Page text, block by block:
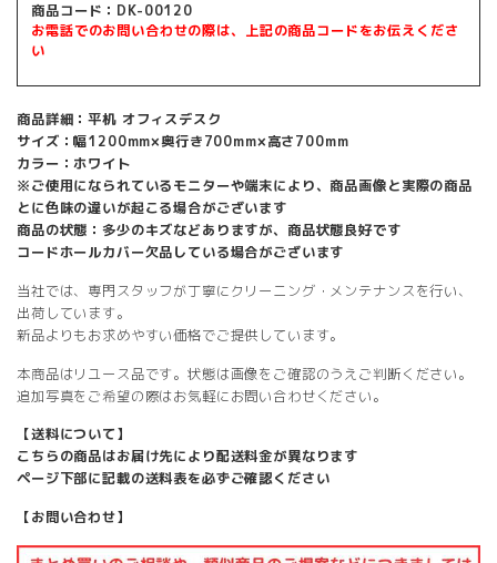
商品コード：DK-00120
お電話でのお問い合わせの際は、上記の商品コードをお伝えくださ
い
商品詳細：平机 オフィスデスク
サイズ：幅1200mm×奥行き700mm×高さ700mm
カラー：ホワイト
※ご使用になられているモニターや端末により、商品画像と実際の商品
とに色味の違いが起こる場合がございます
商品の状態：多少のキズなどありますが、商品状態良好です
コードホールカバー欠品している場合がございます
当社では、専門スタッフが丁寧にクリーニング・メンテナンスを行い、
出荷しています。
新品よりもお求めやすい価格でご提供しています。
本商品はリユース品です。状態は画像をご確認のうえご判断ください。
追加写真をご希望の際はお気軽にお問い合わせください。
【送料について】
こちらの商品はお届け先により配送料金が異なります
ページ下部に記載の送料表を必ずご確認ください
【お問い合わせ】